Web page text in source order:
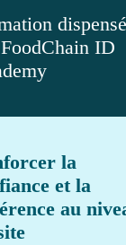
ID
la
et la
au